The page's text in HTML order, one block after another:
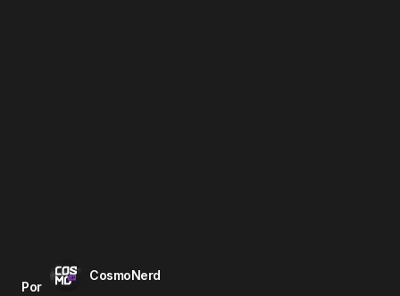
Por
CosmoNerd